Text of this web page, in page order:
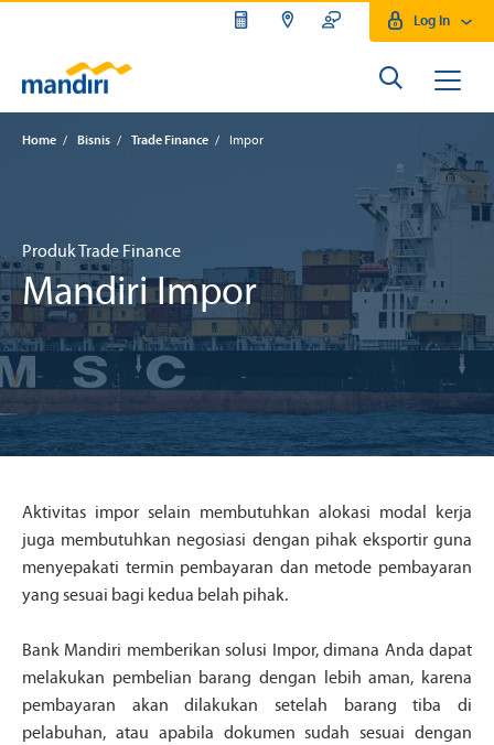
Log In
Home / Bisnis / Trade Finance / Impor
Produk Trade Finance
Mandiri Impor
Aktivitas impor selain membutuhkan alokasi modal kerja
juga membutuhkan negosiasi dengan pihak eksportir guna
menyepakati termin pembayaran dan metode pembayaran
yang sesuai bagi kedua belah pihak.
Bank Mandiri memberikan solusi Impor, dimana Anda dapat
melakukan pembelian barang dengan lebih aman, karena
pembayaran akan dilakukan setelah barang tiba di
pelabuhan, atau apabila dokumen sudah sesuai dengan